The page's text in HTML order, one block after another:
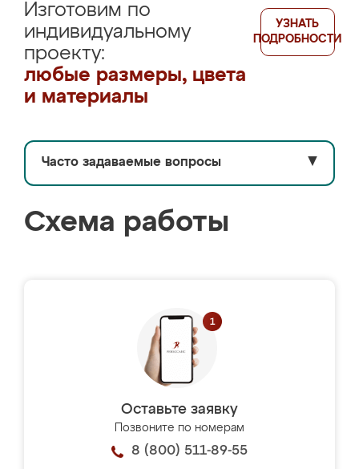
Изготовим по
индивидуальному
проекту:
любые размеры, цвета
и материалы
УЗНАТЬ
ПОДРОБНОСТИ
Часто задаваемые вопросы ▼
Схема работы
Оставьте заявку
Позвоните по номерам
8 (800) 511-89-55